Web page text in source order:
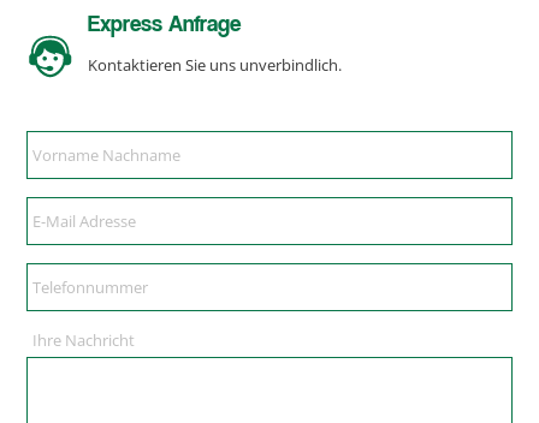
Express Anfrage
Kontaktieren Sie uns unverbindlich.
Ihre Nachricht